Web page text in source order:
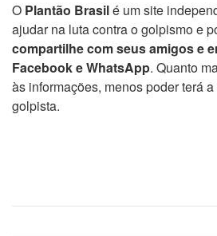
O Plantão Brasilé um site
ajudar na luta contra o golpismo e
compartilhe com seus amigos e
Facebook e WhatsApp. Quanto
às informações, menos poder terá
golpista.